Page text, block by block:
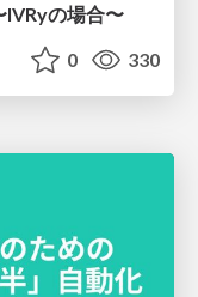
IVRyの場合〜
0 330